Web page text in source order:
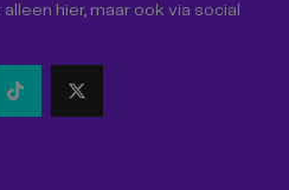
hier, maar ook via social